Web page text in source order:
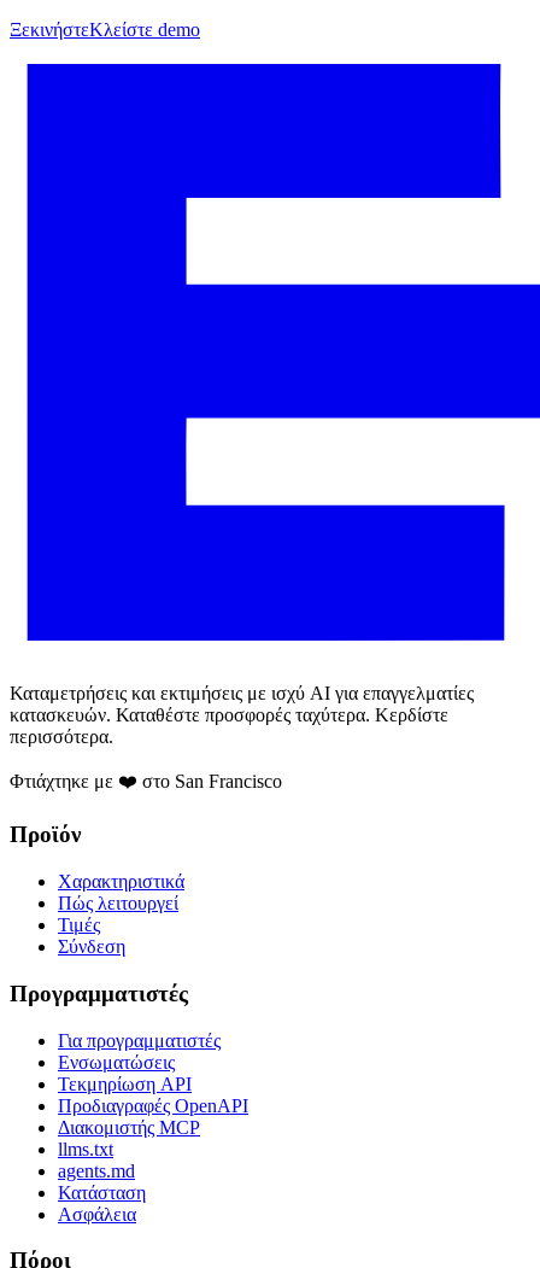
ΞεκινήστεΚλείστε demo
Καταμετρήσεις και εκτιμήσεις με ισχύ AI για επαγγελματίες
κατασκευών. Καταθέστε προσφορές ταχύτερα. Κερδίστε
περισσότερα.
Φτιάχτηκε με ❤️ στο San Francisco
Προϊόν
Χαρακτηριστικά
Πώς λειτουργεί
Τιμές
Σύνδεση
Προγραμματιστές
Για προγραμματιστές
Ενσωματώσεις
Τεκμηρίωση API
Προδιαγραφές OpenAPI
Διακομιστής MCP
llms.txt
agents.md
Κατάσταση
Ασφάλεια
Πόροι